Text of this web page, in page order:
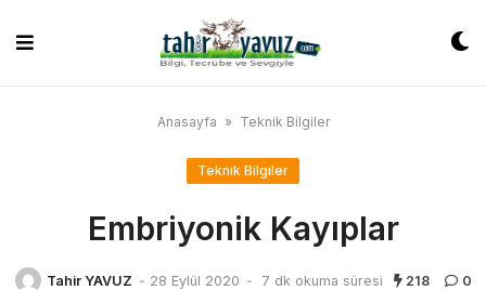
content
Anasayfa » Teknik Bilgiler
Teknik Bilgiler
Embriyonik Kayıplar
Tahir YAVUZ - 28 Eylül 2020 - 7 dk okuma süresi 218 0